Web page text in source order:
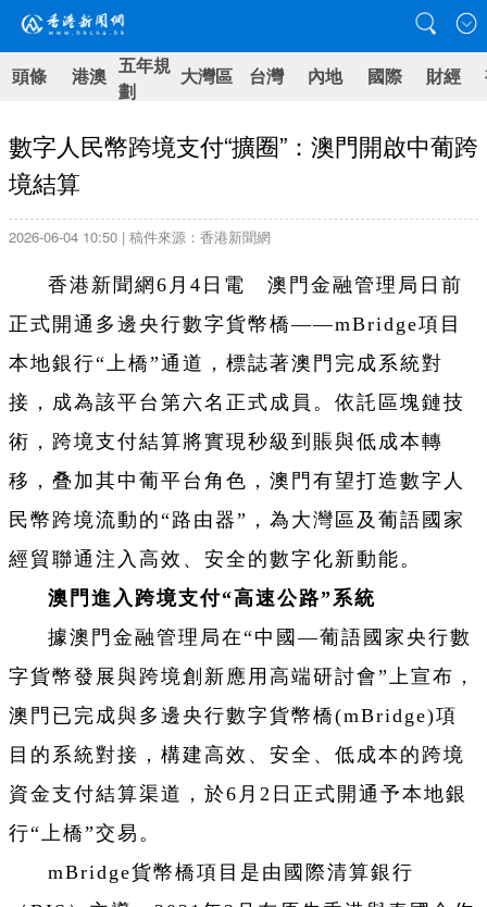
頭條 港澳 五年規
劃
大灣區 台灣 內地 國際 財經
數字人民幣跨境支付“擴圈”：澳門開啟中葡跨
境結算
2026-06-04 10:50 | 稿件來源：香港新聞網
香港新聞網6月4日電 澳門金融管理局日前
正式開通多邊央行數字貨幣橋——mBridge項目
本地銀行“上橋”通道，標誌著澳門完成系統對
接，成為該平台第六名正式成員。依託區塊鏈技
術，跨境支付結算將實現秒級到賬與低成本轉
移，叠加其中葡平台角色，澳門有望打造數字人
民幣跨境流動的“路由器”，為大灣區及葡語國家
經貿聯通注入高效、安全的數字化新動能。
澳門進入跨境支付“高速公路”系統
據澳門金融管理局在“中國—葡語國家央行數
字貨幣發展與跨境創新應用高端研討會”上宣布，
澳門已完成與多邊央行數字貨幣橋(mBridge)項
目的系統對接，構建高效、安全、低成本的跨境
資金支付結算渠道，於6月2日正式開通予本地銀
行“上橋”交易。
mBridge貨幣橋項目是由國際清算銀行